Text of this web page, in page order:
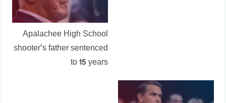
Apalachee High School
shooter’s father sentenced
to 15 years